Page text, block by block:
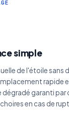
simple
de l'étoile sans
rapide
dégradé garanti
en cas de